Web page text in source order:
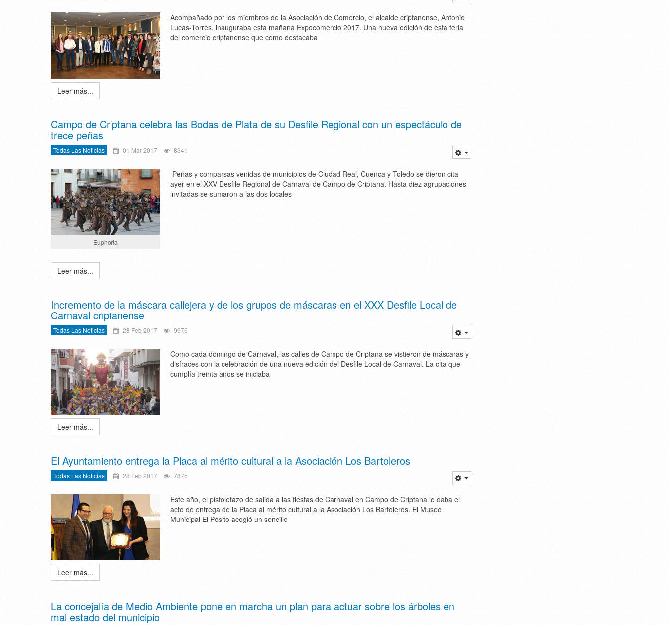
Acompañado por los miembros de la Asociación de Comercio, el alcalde criptanense, Antonio
Lucas-Torres, inauguraba esta mañana Expocomercio 2017. Una nueva edición de esta feria
del comercio criptanense que como destacaba
Leer más...
Campo de Criptana celebra las Bodas de Plata de su Desfile Regional con un espectáculo de
trece peñas
Todas Las Noticias 01 Mar 2017 8341
Euphoria
Peñas y comparsas venidas de municipios de Ciudad Real, Cuenca y Toledo se dieron cita
ayer en el XXV Desfile Regional de Carnaval de Campo de Criptana. Hasta diez agrupaciones
invitadas se sumaron a las dos locales
Leer más...
Incremento de la máscara callejera y de los grupos de máscaras en el XXX Desfile Local de
Carnaval criptanense
Todas Las Noticias 28 Feb 2017 9676
Como cada domingo de Carnaval, las calles de Campo de Criptana se vistieron de máscaras y
disfraces con la celebración de una nueva edición del Desfile Local de Carnaval. La cita que
cumplía treinta años se iniciaba
Leer más...
El Ayuntamiento entrega la Placa al mérito cultural a la Asociación Los Bartoleros
Todas Las Noticias 28 Feb 2017 7875
Este año, el pistoletazo de salida a las fiestas de Carnaval en Campo de Criptana lo daba el
acto de entrega de la Placa al mérito cultural a la Asociación Los Bartoleros. El Museo
Municipal El Pósito acogió un sencillo
Leer más...
La concejalía de Medio Ambiente pone en marcha un plan para actuar sobre los árboles en
mal estado del municipio